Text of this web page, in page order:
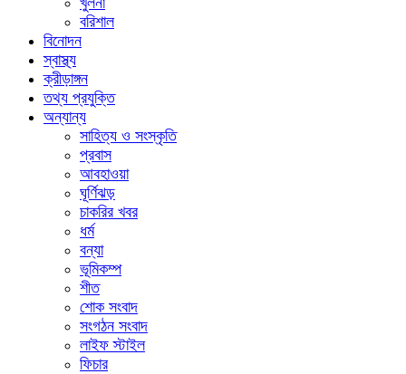
বরিশাল
বিনোদন
স্বাস্থ্য
ক্রীড়াঙ্গন
তথ্য প্রযুক্তি
অন্যান্য
সাহিত্য ও সংস্কৃতি
প্রবাস
আবহাওয়া
ঘূর্ণিঝড়
চাকরির খবর
ধর্ম
বন্যা
ভূমিকম্প
শীত
শোক সংবাদ
সংগঠন সংবাদ
লাইফ স্টাইল
ফিচার